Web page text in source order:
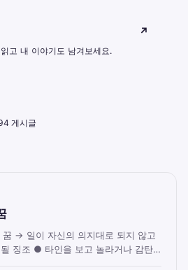
↗
고 내 이야기도 남겨보세요.
게시글
→ 일이 자신의 의지대로 되지 않고
징조 ● 타인을 보고 놀라거나 감탄